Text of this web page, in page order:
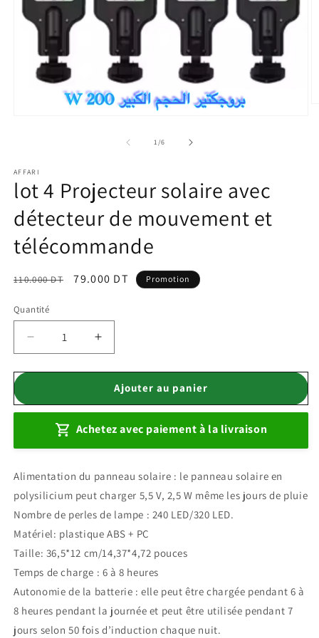
une
fenêtre
modale
1/de
6
AFFARI
lot 4 Projecteur solaire avec
détecteur de mouvement et
télécommande
Prix
110.000 DT
Prix
79.000 DT Promotion
Quantité
Quantité
Réduire
la
quantité
lot
Projecteur
solaire
détecteur
de
mouvement
et
télécommande
Augmenter
la
quantité
lot
Projecteur
solaire
détecteur
de
mouvement
et
télécommande
Ajouter au panier
Achetez avec paiement à la livraison
Alimentation du panneau solaire : le panneau solaire en
polysilicium peut charger 5,5 V, 2,5 W même les jours de pluie
Nombre de perles de lampe : 240 LED/320 LED.
Matériel: plastique ABS + PC
Taille: 36,5*12 cm/14,37*4,72 pouces
Temps de charge : 6 à 8 heures
Autonomie de la batterie : elle peut être chargée pendant 6 à
8 heures pendant la journée et peut être utilisée pendant 7
jours selon 50 fois d’induction chaque nuit.